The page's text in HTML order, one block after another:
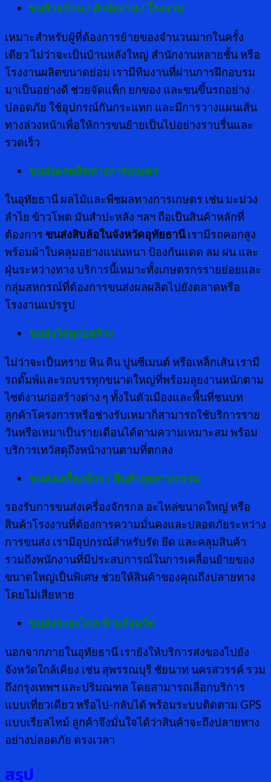
ขนย้ายบ้าน / สำนักงาน / โรงงาน
เหมาะสำหรับผู้ที่ต้องการย้ายของจำนวนมากในครั้ง
เดียว ไม่ว่าจะเป็นบ้านหลังใหญ่ สำนักงานหลายชั้น หรือ
โรงงานผลิตขนาดย่อม เรามีทีมงานที่ผ่านการฝึกอบรม
มาเป็นอย่างดี ช่วยจัดแพ็ก ยกของ และขนขึ้นรถอย่าง
ปลอดภัย ใช้อุปกรณ์กันกระแทก และมีการวางแผนเส้น
ทางล่วงหน้าเพื่อให้การขนย้ายเป็นไปอย่างราบรื่นและ
รวดเร็ว
ขนส่งผลผลิตทางการเกษตร
ในอุทัยธานี ผลไม้และพืชผลทางการเกษตร เช่น มะม่วง
ลำไย ข้าวโพด มันสำปะหลัง ฯลฯ ถือเป็นสินค้าหลักที่
ต้องการ ขนส่งสิบล้อในจังหวัดอุทัยธานีเรามีรถคอกสูง
พร้อมผ้าใบคลุมอย่างแน่นหนา ป้องกันแดด ลม ฝน และ
ฝุ่นระหว่างทาง บริการนี้เหมาะทั้งเกษตรกรรายย่อยและ
กลุ่มสหกรณ์ที่ต้องการขนส่งผลผลิตไปยังตลาดหรือ
โรงงานแปรรูป
ขนส่งวัสดุก่อสร้าง
ไม่ว่าจะเป็นทราย หิน ดิน ปูนซีเมนต์ หรือเหล็กเส้น เรามี
รถดั๊มพ์และรถบรรทุกขนาดใหญ่ที่พร้อมลุยงานหนักตาม
ไซต์งานก่อสร้างต่าง ๆ ทั้งในตัวเมืองและพื้นที่ชนบท
ลูกค้าโครงการหรือช่างรับเหมาก็สามารถใช้บริการราย
วันหรือเหมาเป็นรายเดือนได้ตามความเหมาะสม พร้อม
บริการเทวัสดุถึงหน้างานตามที่ตกลง
ขนส่งเครื่องจักร / สินค้าอุตสาหกรรม
รองรับการขนส่งเครื่องจักรกล อะไหล่ขนาดใหญ่ หรือ
สินค้าโรงงานที่ต้องการความมั่นคงและปลอดภัยระหว่าง
การขนส่ง เรามีอุปกรณ์สำหรับรัด ยึด และคลุมสินค้า
รวมถึงพนักงานที่มีประสบการณ์ในการเคลื่อนย้ายของ
ขนาดใหญ่เป็นพิเศษ ช่วยให้สินค้าของคุณถึงปลายทาง
โดยไม่เสียหาย
ขนส่งระยะไกล ข้ามจังหวัด
นอกจากภายในอุทัยธานี เรายังให้บริการส่งของไปยัง
จังหวัดใกล้เคียง เช่น สุพรรณบุรี ชัยนาท นครสวรรค์ รวม
ถึงกรุงเทพฯ และปริมณฑล โดยสามารถเลือกบริการ
แบบเที่ยวเดียว หรือไป-กลับได้ พร้อมระบบติดตาม GPS
แบบเรียลไทม์ ลูกค้าจึงมั่นใจได้ว่าสินค้าจะถึงปลายทาง
อย่างปลอดภัย ตรงเวลา
สรุป